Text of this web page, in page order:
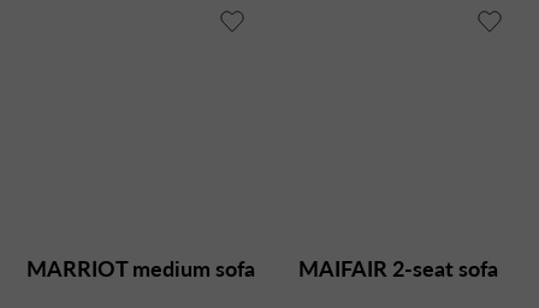
MARRIOT medium sofa MAIFAIR 2-seat sofa